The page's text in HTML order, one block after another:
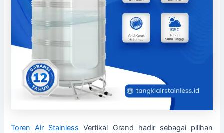
Toren Air Stainless Vertikal Grand hadir sebagai pilihan